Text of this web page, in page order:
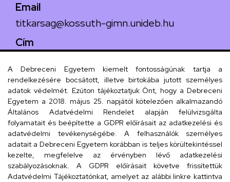
Email
titkarsag@kossuth-gimn.unideb.hu
Cím
Szervezeti telefonkönyv
UD telefonkönyv
A Debreceni Egyetem kiemelt fontosságúnak tartja a
rendelkezésére bocsátott, illetve birtokába jutott személyes
adatok védelmét. Ezúton tájékoztatjuk Önt, hogy a Debreceni
Egyetem a 2018. május 25. napjától kötelezően alkalmazandó
Általános Adatvédelmi Rendelet alapján felülvizsgálta
folyamatait és beépítette a GDPR előírásait az adatkezelési és
adatvédelmi tevékenységébe. A felhasználók személyes
adatait a Debreceni Egyetem korábban is teljes körültekintéssel
kezelte, megfelelve az érvényben lévő adatkezelési
szabályozásoknak. A GDPR előírásait követve frissítettük
Adatvédelmi Tájékoztatónkat, amelyet az alábbi linkre kattintva